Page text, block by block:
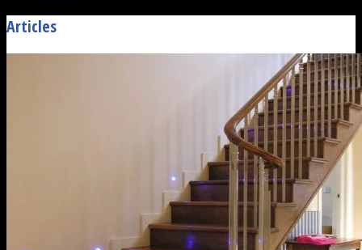
Articles